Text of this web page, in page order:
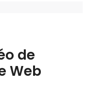
de
Web